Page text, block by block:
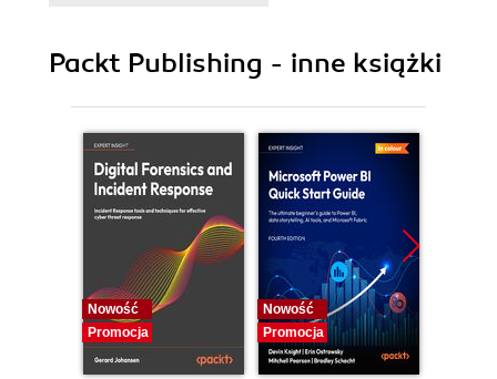
Packt Publishing - inne książki
Nowość
Promocja
Nowość
Promocja